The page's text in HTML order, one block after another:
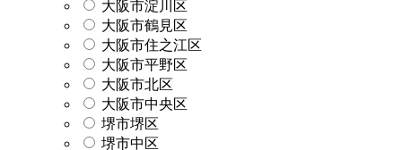
大阪市淀川区
大阪市鶴見区
大阪市住之江区
大阪市平野区
大阪市北区
大阪市中央区
堺市堺区
堺市中区